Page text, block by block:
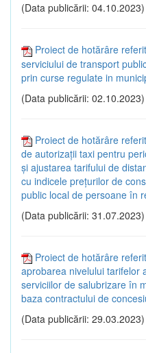
(Data publicării: 04.10.2023)
Proiect de hotărâre
serviciului de transport
prin curse regulate in
(Data publicării: 02.10.2023)
Proiect de hotărâre
de autorizații taxi pentru
și ajustarea tarifului de
cu indicele prețurilor de
public local de persoane în
(Data publicării: 31.07.2023)
Proiect de hotărâre
aprobarea nivelului tarifelor
serviciilor de salubrizare în
baza contractului de
(Data publicării: 29.03.2023)